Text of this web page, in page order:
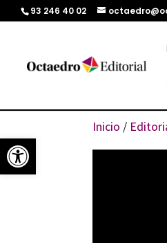
Abrir barra de herramientas
93 246 40 02
Inicio /